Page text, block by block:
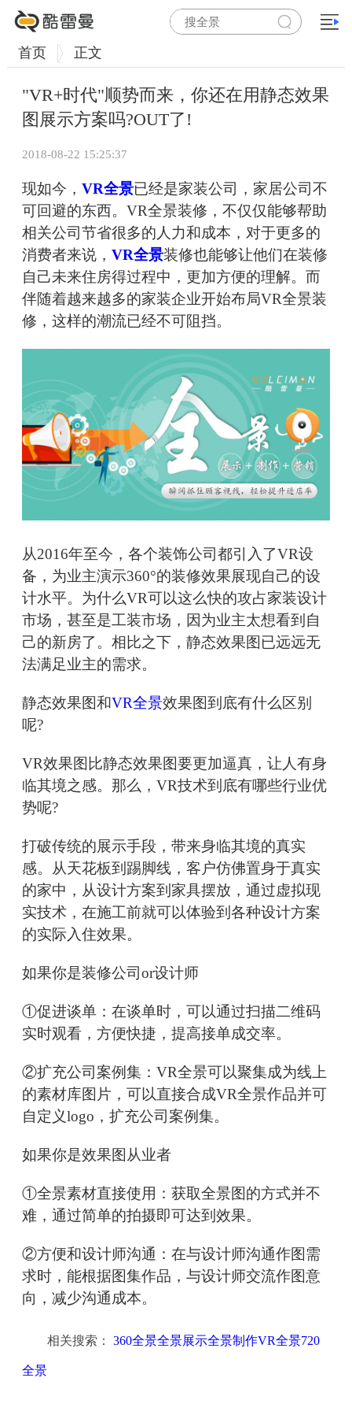
首页 正文
"VR+时代"顺势而来，你还在用静态效果
图展示方案吗?OUT了!
2018-08-22 15:25:37
现如今， VR全景已经是家装公司，家居公司不
可回避的东西。VR全景装修，不仅仅能够帮助
相关公司节省很多的人力和成本，对于更多的
消费者来说， VR全景装修也能够让他们在装修
自己未来住房得过程中，更加方便的理解。而
伴随着越来越多的家装企业开始布局VR全景装
修，这样的潮流已经不可阻挡。
从2016年至今，各个装饰公司都引入了VR设
备，为业主演示360°的装修效果展现自己的设
计水平。为什么VR可以这么快的攻占家装设计
市场，甚至是工装市场，因为业主太想看到自
己的新房了。相比之下，静态效果图已远远无
法满足业主的需求。
静态效果图和VR全景效果图到底有什么区别
呢?
VR效果图比静态效果图要更加逼真，让人有身
临其境之感。那么，VR技术到底有哪些行业优
势呢?
打破传统的展示手段，带来身临其境的真实
感。从天花板到踢脚线，客户仿佛置身于真实
的家中，从设计方案到家具摆放，通过虚拟现
实技术，在施工前就可以体验到各种设计方案
的实际入住效果。
如果你是装修公司or设计师
①促进谈单：在谈单时，可以通过扫描二维码
实时观看，方便快捷，提高接单成交率。
②扩充公司案例集：VR全景可以聚集成为线上
的素材库图片，可以直接合成VR全景作品并可
自定义logo，扩充公司案例集。
如果你是效果图从业者
①全景素材直接使用：获取全景图的方式并不
难，通过简单的拍摄即可达到效果。
②方便和设计师沟通：在与设计师沟通作图需
求时，能根据图集作品，与设计师交流作图意
向，减少沟通成本。
相关搜索： 360全景全景展示全景制作VR全景720
全景